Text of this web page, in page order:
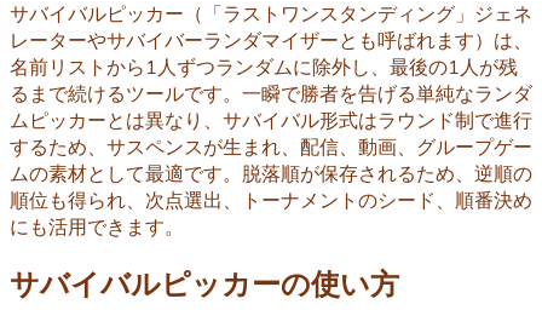
サバイバルピッカー（「ラストワンスタンディング」ジェネ
レーターやサバイバーランダマイザーとも呼ばれます）は、
名前リストから1人ずつランダムに除外し、最後の1人が残
るまで続けるツールです。一瞬で勝者を告げる単純なランダ
ムピッカーとは異なり、サバイバル形式はラウンド制で進行
するため、サスペンスが生まれ、配信、動画、グループゲー
ムの素材として最適です。脱落順が保存されるため、逆順の
順位も得られ、次点選出、トーナメントのシード、順番決め
にも活用できます。
サバイバルピッカーの使い方